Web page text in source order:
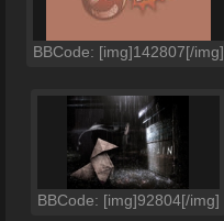
BBCode: [img]142807[/img]
BBCode: [img]92804[/img]